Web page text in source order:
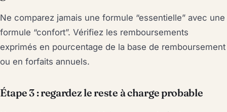
Ne comparez jamais une formule “essentielle” avec une
formule “confort”. Vérifiez les remboursements
exprimés en pourcentage de la base de remboursement
ou en forfaits annuels.
Étape 3 : regardez le reste à charge probable